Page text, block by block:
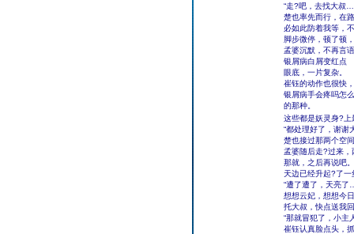
“走?吧，去找大叔
楚也率先而行，在
必如此防着我等，
脚步微停，顿了顿
孟婆沉默，不再言
银屑病白屑变红点
眼底，一片复杂。
崔钰的动作也很快
银屑病手会疼吗怎
的那种。
这些都是妖灵身?上
“都处理好了，谢谢
楚也接过那两个空
孟婆随后走?过来
那就，之后再说吧。
天边已经升起?了
“遭了遭了，天亮
想想云妃，想想今
托大叔，快点送我
“那就冒犯了，小主
崔钰认真脸点头，